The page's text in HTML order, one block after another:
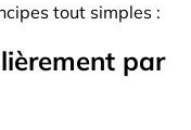
tout simples :
par